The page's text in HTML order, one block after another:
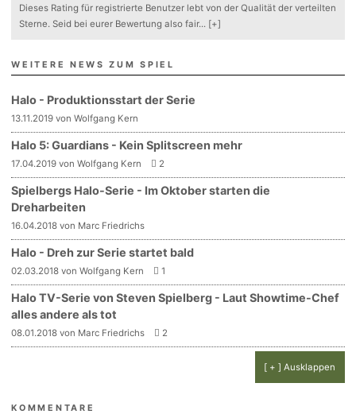
Dieses Rating für registrierte Benutzer lebt von der Qualität der verteilten
Sterne. Seid bei eurer Bewertung also fair... [+]
WEITERE NEWS ZUM SPIEL
Halo - Produktionsstart der Serie
13.11.2019 von Wolfgang Kern
Halo 5: Guardians - Kein Splitscreen mehr
17.04.2019 von Wolfgang Kern 2
Spielbergs Halo-Serie - Im Oktober starten die
Dreharbeiten
16.04.2018 von Marc Friedrichs
Halo - Dreh zur Serie startet bald
02.03.2018 von Wolfgang Kern 1
Halo TV-Serie von Steven Spielberg - Laut Showtime-Chef
alles andere als tot
08.01.2018 von Marc Friedrichs 2
[ + ] Ausklappen
KOMMENTARE